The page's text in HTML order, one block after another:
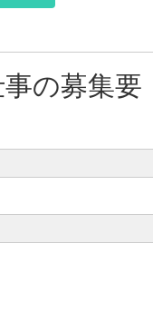
の募集要